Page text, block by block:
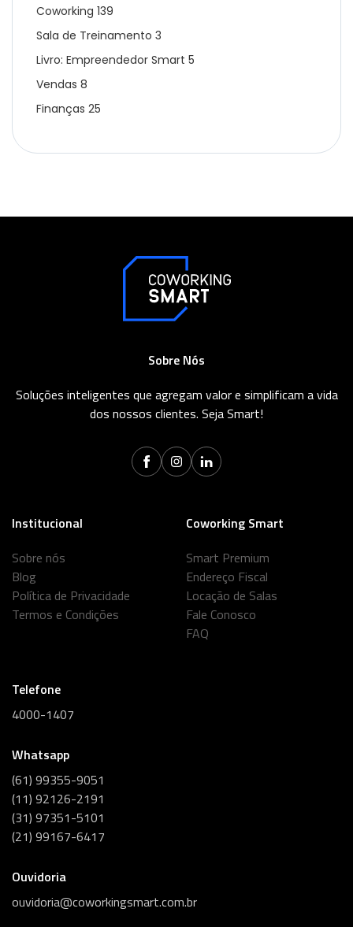
Coworking 139
Sala de Treinamento 3
Livro: Empreendedor Smart 5
Vendas 8
Finanças 25
Sobre Nós
Soluções inteligentes que agregam valor e simplificam a vida
dos nossos clientes. Seja Smart!
Institucional
Sobre nós
Blog
Política de Privacidade
Termos e Condições
Coworking Smart
Smart Premium
Endereço Fiscal
Locação de Salas
Fale Conosco
FAQ
Telefone
4000-1407
Whatsapp
(61) 99355-9051
(11) 92126-2191
(31) 97351-5101
(21) 99167-6417
Ouvidoria
ouvidoria@coworkingsmart.com.br